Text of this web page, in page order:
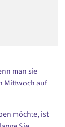
man sie
Mittwoch auf
möchte, ist